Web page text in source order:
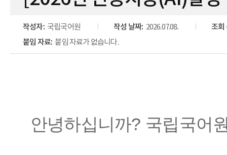
작성자: 국립국어원 작성 날짜: 2026.07.08.
조회
붙임 자료: 붙임 자료가 없습니다.
안녕하십니까? 국립국어